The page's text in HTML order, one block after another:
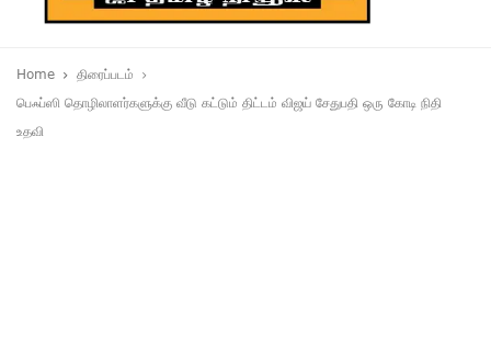
Home
திரைப்படம்
பெஃப்ஸி தொழிலாளர்களுக்கு வீடு கட்டும் திட்டம் விஜய் சேதுபதி ஒரு கோடி நிதி
உதவி